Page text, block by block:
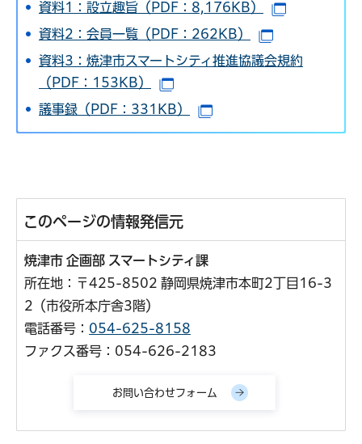
資料1：設立趣旨（PDF：8,176KB）
資料2：会員一覧（PDF：262KB）
資料3：焼津市スマートシティ推進協議会規約
（PDF：153KB）
議事録（PDF：331KB）
このページの情報発信元
焼津市 企画部 スマートシティ課
所在地：〒425-8502 静岡県焼津市本町2丁目16-3
2（市役所本庁舎3階）
電話番号： 054-625-8158
ファクス番号：054-626-2183